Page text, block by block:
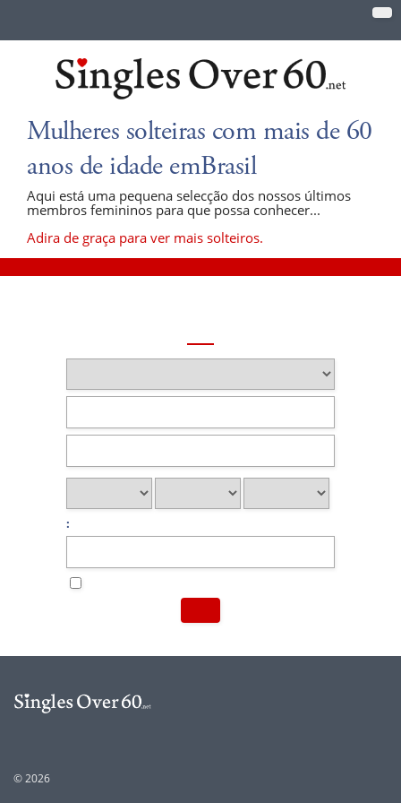
Mulheres solteiras com mais de 60
anos de idade emBrasil
Aqui está uma pequena selecção dos nossos últimos
membros femininos para que possa conhecer...
Adira de graça para ver mais solteiros.
:
© 2026